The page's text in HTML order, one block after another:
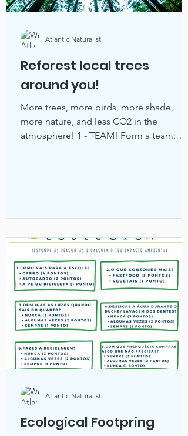
Reforest local trees
around you!
More trees, more birds, more shade,
more nature, and less CO2 in the
atmosphere! 1 - TEAM! Form a team:
Atlantic Naturalist
Ecological Footpring
Atlantic Naturalist